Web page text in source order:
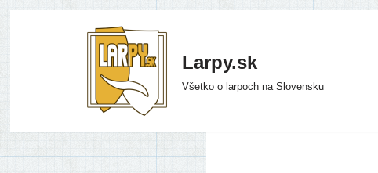
Larpy.sk
Všetko o larpoch na Slovensku